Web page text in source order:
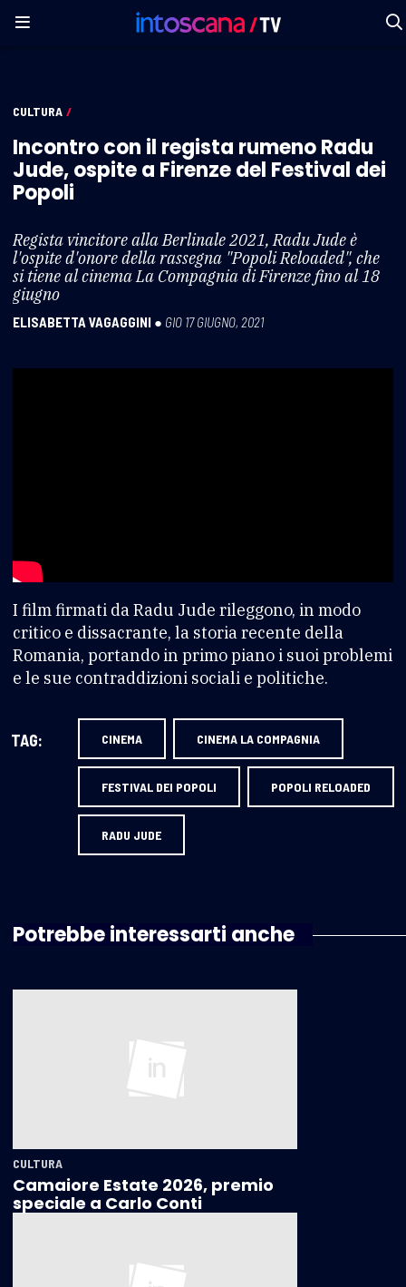
CULTURA /
Incontro con il regista rumeno Radu
Jude, ospite a Firenze del Festival dei
Popoli
Regista vincitore alla Berlinale 2021, Radu Jude è
l'ospite d'onore della rassegna "Popoli Reloaded", che
si tiene al cinema La Compagnia di Firenze fino al 18
giugno
ELISABETTA VAGAGGINI ● GIO 17 GIUGNO, 2021
I film firmati da Radu Jude rileggono, in modo
critico e dissacrante, la storia recente della
Romania, portando in primo piano i suoi problemi
e le sue contraddizioni sociali e politiche.
TAG: CINEMA CINEMA LA COMPAGNIA
FESTIVAL DEI POPOLI POPOLI RELOADED
RADU JUDE
Potrebbe interessarti anche
CULTURA
Camaiore Estate 2026, premio
speciale a Carlo Conti